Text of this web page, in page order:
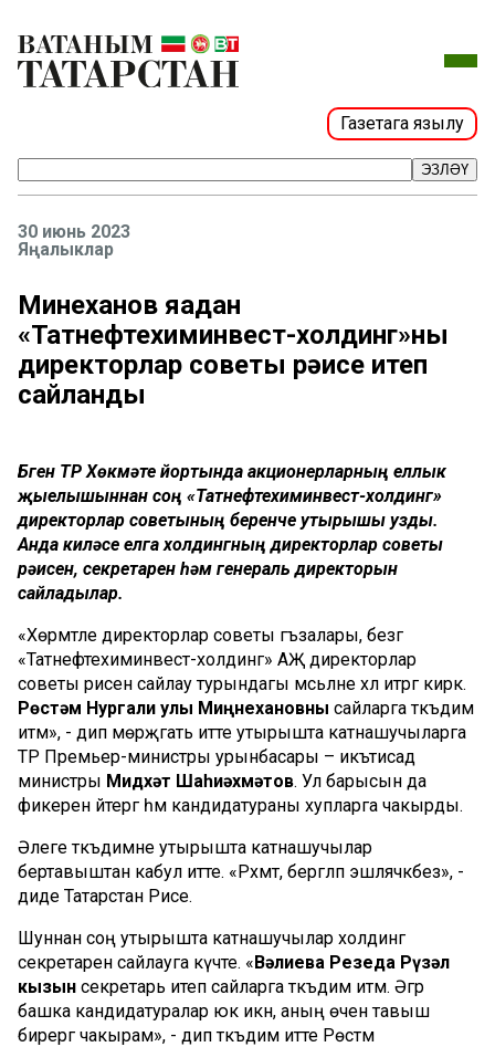
Газетага язылу
ЭЗЛӘҮ
30 июнь 2023
Яңалыклар
Миңнеханов яңадан
«Татнефтехиминвест-холдинг»ның
директорлар советы рәисе итеп
сайланды
Бүген ТР Хөкүмәте йортында акционерларның еллык
җыелышыннан соң «Татнефтехиминвест-холдинг»
директорлар советының беренче утырышы узды.
Анда киләсе елга холдингның директорлар советы
рәисен, секретарен һәм генераль директорын
сайладылар.
«Хөрмәтле директорлар советы әгъзалары, безгә
«Татнефтехиминвест-холдинг» АҖ директорлар
советы рәисен сайлау турындагы мәсьәләне хәл итәргә кирәк.
Рөстәм Нургали улы Миңнехановны сайларга тәкъдим
итәм», - дип мөрәҗәгать итте утырышта катнашучыларга
ТР Премьер-министры урынбасары – икътисад
министры Мидхәт Шаһиәхмәтов. Ул барысын да
фикерен әйтергә һәм кандидатураны хупларга чакырды.
Әлеге тәкъдимне утырышта катнашучылар
бертавыштан кабул итте. «Рәхмәт, бергәләп эшләячәкбез», -
диде Татарстан Рәисе.
Шуннан соң утырышта катнашучылар холдинг
секретарен сайлауга күчте. «Вәлиева Резеда Рүзәл
кызын секретарь итеп сайларга тәкъдим итәм. Әгәр
башка кандидатуралар юк икән, аның өчен тавыш
бирергә чакырам», - дип тәкъдим итте Рөстәм